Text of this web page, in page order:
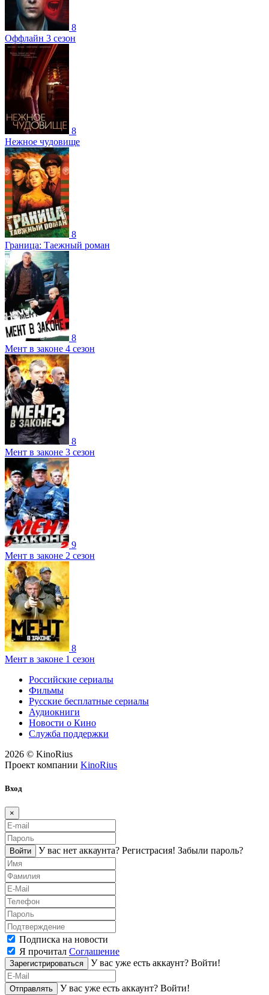
8
Оффлайн 3 сезон
8
Нежное чудовище
8
Граница: Таежный роман
8
Мент в законе 4 сезон
8
Мент в законе 3 сезон
9
Мент в законе 2 сезон
8
Мент в законе 1 сезон
Российские сериалы
Фильмы
Русские бесплатные сериалы
Аудиокниги
Новости о Кино
Служба поддержки
2026 © KinoRius
Проект компании KinoRius
Вход
×
Войти У вас нет аккаунта? Регистраcия! Забыли пароль?
Подписка на новости
Я прочитал Соглашение
Зарегистрироваться У вас уже есть аккаунт? Войти!
Отправлять У вас уже есть аккаунт? Войти!